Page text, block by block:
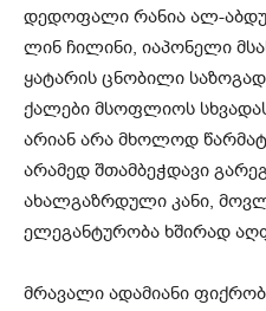
დედოფალი რანია ალ-
ლინ ჩილინი, იაპონელი
ყატარის ცნობილი
ქალები მსოფლიოს
არიან არა მხოლოდ
არამედ შთამბეჭდავი
ახალგაზრდული კანი,
ელეგანტურობა ხშირად
მრავალი ადამიანი